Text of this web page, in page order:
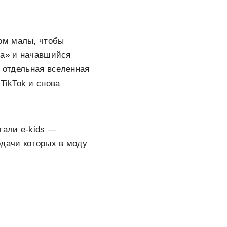
малы, чтобы
и начавшийся
вселенная
и снова
e-kids —
которых в моду